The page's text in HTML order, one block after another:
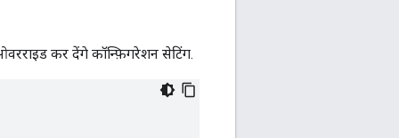
कर देंगे कॉन्फ़िगरेशन सेटिंग.